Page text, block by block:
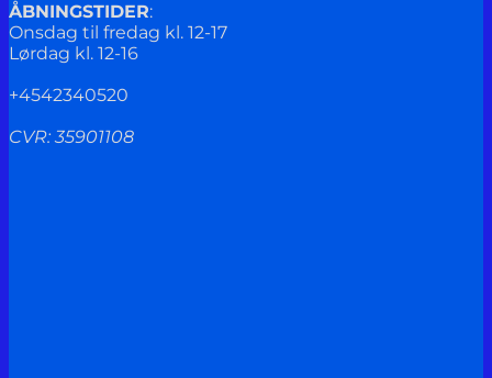
ÅBNINGSTIDER:
Onsdag til fredag kl. 12-17
Lørdag kl. 12-16
+4542340520
CVR: 35901108